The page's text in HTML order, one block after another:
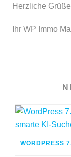
Herzliche Grüße
Ihr WP Immo